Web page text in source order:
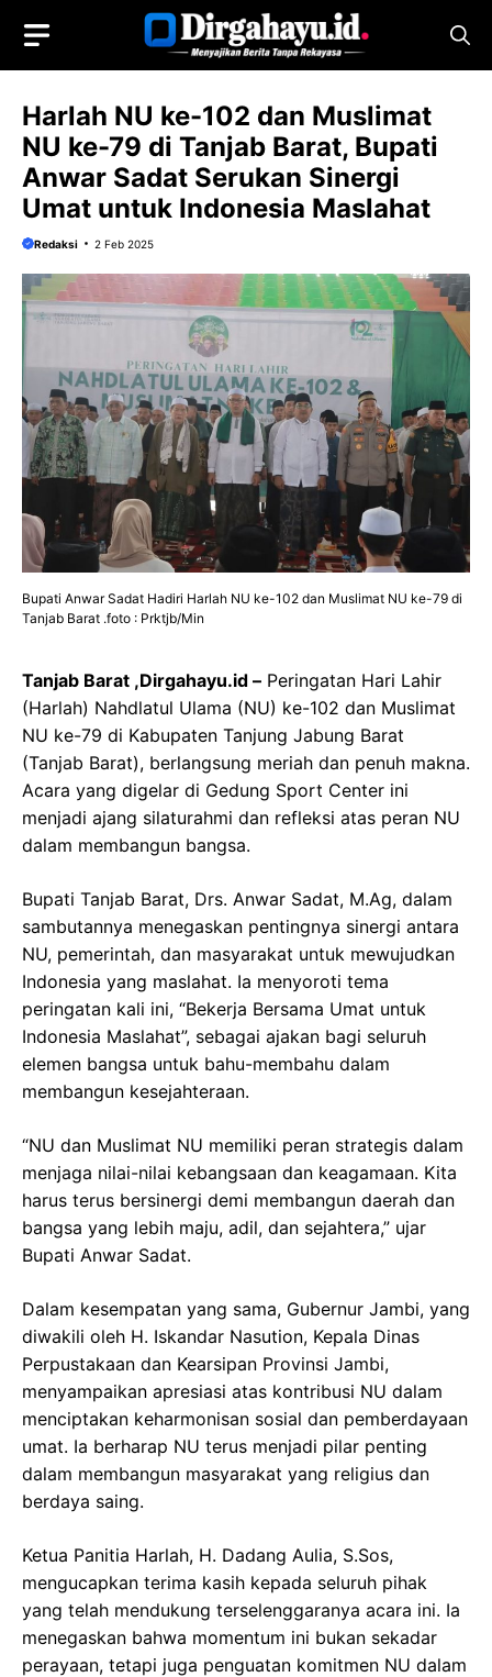
isi
Harlah NU ke-102 dan Muslimat
NU ke-79 di Tanjab Barat, Bupati
Anwar Sadat Serukan Sinergi
Umat untuk Indonesia Maslahat
Redaksi 2 Feb 2025
Bupati Anwar Sadat Hadiri Harlah NU ke-102 dan Muslimat NU ke-79 di
Tanjab Barat .foto : Prktjb/Min
Tanjab Barat ,Dirgahayu.id – Peringatan Hari Lahir
(Harlah) Nahdlatul Ulama (NU) ke-102 dan Muslimat
NU ke-79 di Kabupaten Tanjung Jabung Barat
(Tanjab Barat), berlangsung meriah dan penuh makna.
Acara yang digelar di Gedung Sport Center ini
menjadi ajang silaturahmi dan refleksi atas peran NU
dalam membangun bangsa.
Bupati Tanjab Barat, Drs. Anwar Sadat, M.Ag, dalam
sambutannya menegaskan pentingnya sinergi antara
NU, pemerintah, dan masyarakat untuk mewujudkan
Indonesia yang maslahat. Ia menyoroti tema
peringatan kali ini, “Bekerja Bersama Umat untuk
Indonesia Maslahat”, sebagai ajakan bagi seluruh
elemen bangsa untuk bahu-membahu dalam
membangun kesejahteraan.
“NU dan Muslimat NU memiliki peran strategis dalam
menjaga nilai-nilai kebangsaan dan keagamaan. Kita
harus terus bersinergi demi membangun daerah dan
bangsa yang lebih maju, adil, dan sejahtera,” ujar
Bupati Anwar Sadat.
Dalam kesempatan yang sama, Gubernur Jambi, yang
diwakili oleh H. Iskandar Nasution, Kepala Dinas
Perpustakaan dan Kearsipan Provinsi Jambi,
menyampaikan apresiasi atas kontribusi NU dalam
menciptakan keharmonisan sosial dan pemberdayaan
umat. Ia berharap NU terus menjadi pilar penting
dalam membangun masyarakat yang religius dan
berdaya saing.
Ketua Panitia Harlah, H. Dadang Aulia, S.Sos,
mengucapkan terima kasih kepada seluruh pihak
yang telah mendukung terselenggaranya acara ini. Ia
menegaskan bahwa momentum ini bukan sekadar
perayaan, tetapi juga penguatan komitmen NU dalam